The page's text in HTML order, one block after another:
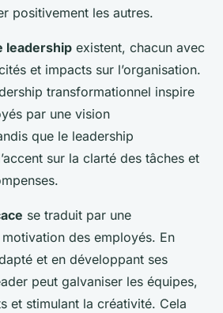
positivement les autres.
leadership existent, chacun avec
et impacts sur l’organisation.
transformationnel inspire
par une vision
que le leadership
sur la clarté des tâches et
se traduit par une
des employés. En
et en développant ses
peut galvaniser les équipes,
et stimulant la créativité. Cela